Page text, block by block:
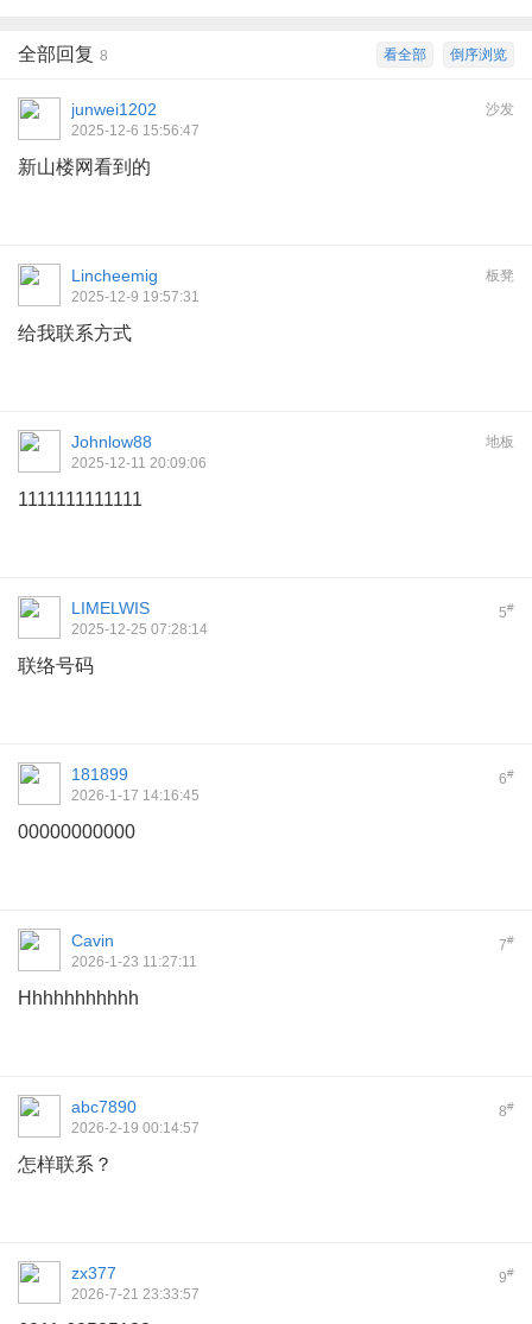
倒序浏览
看全部
全部回复 8
沙发
junwei1202
2025-12-6 15:56:47
新山楼网看到的
板凳
Lincheemig
2025-12-9 19:57:31
给我联系方式
地板
Johnlow88
2025-12-11 20:09:06
1111111111111
5#
LIMELWIS
2025-12-25 07:28:14
联络号码
6#
181899
2026-1-17 14:16:45
00000000000
7#
Cavin
2026-1-23 11:27:11
Hhhhhhhhhhh
8#
abc7890
2026-2-19 00:14:57
怎样联系？
9#
zx377
2026-7-21 23:33:57